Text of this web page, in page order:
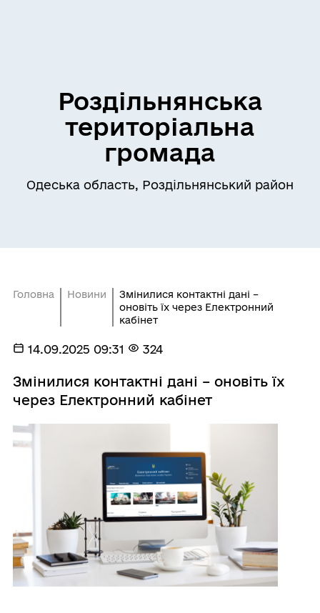
Роздільнянська
територіальна
громада
Одеська область, Роздільнянський район
Головна Новини
Змінилися контактні дані –
оновіть їх через Електронний
кабінет
14.09.2025 09:31 324
Змінилися контактні дані – оновіть їх
через Електронний кабінет